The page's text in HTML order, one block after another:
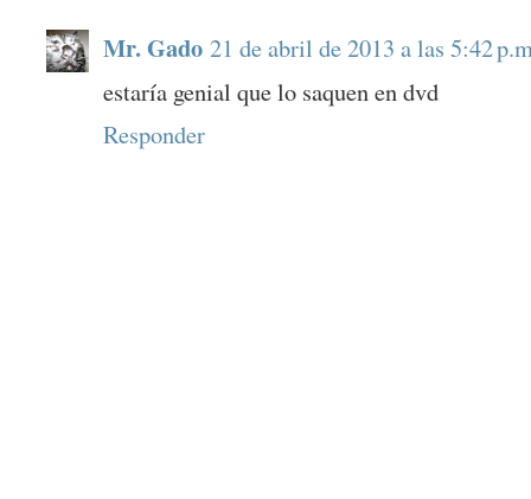
Mr. Gado 21 de abril de 2013 a las 5:42
estaría genial que lo saquen en dvd
Responder